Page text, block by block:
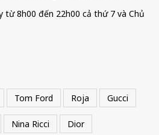
từ 8h00 đến 22h00 cả thứ 7 và Chủ
Tom Ford Roja Gucci
Nina Ricci Dior